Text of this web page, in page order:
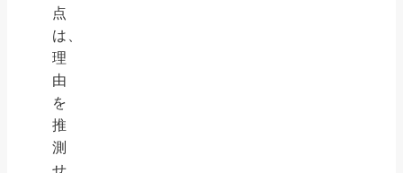
点
は、
理
由
を
推
測
せ